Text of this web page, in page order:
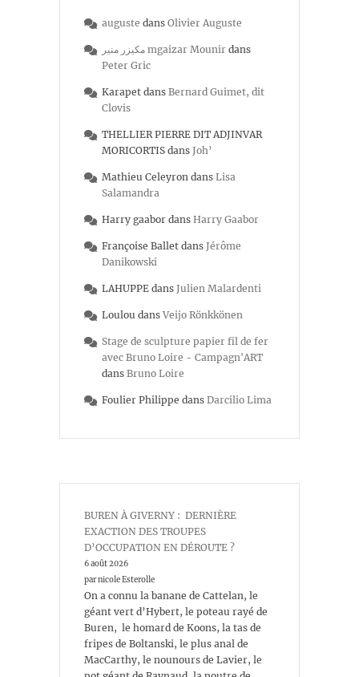
auguste dans Olivier Auguste
مكيزر منير mgaizar Mounir dans
Peter Gric
Karapet dans Bernard Guimet, dit
Clovis
THELLIER PIERRE DIT ADJINVAR
MORICORTIS dans Joh’
Mathieu Celeyron dans Lisa
Salamandra
Harry gaabor dans Harry Gaabor
Françoise Ballet dans Jérôme
Danikowski
LAHUPPE dans Julien Malardenti
Loulou dans Veijo Rönkkönen
Stage de sculpture papier fil de fer
avec Bruno Loire - Campagn'ART
dans Bruno Loire
Foulier Philippe dans Darcilio Lima
BUREN À GIVERNY : DERNIÈRE
EXACTION DES TROUPES
D’OCCUPATION EN DÉROUTE ?
6 août 2026
par nicole Esterolle
On a connu la banane de Cattelan, le
géant vert d’Hybert, le poteau rayé de
Buren, le homard de Koons, la tas de
fripes de Boltanski, le plus anal de
MacCarthy, le nounours de Lavier, le